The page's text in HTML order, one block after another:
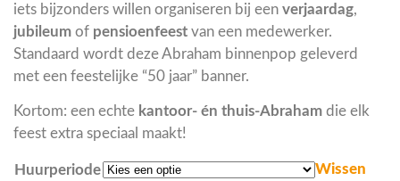
iets bijzonders willen organiseren bij een verjaardag,
jubileum of pensioenfeest van een medewerker.
Standaard wordt deze Abraham binnenpop geleverd
met een feestelijke “50 jaar” banner.
Kortom: een echte kantoor- én thuis-Abraham die elk
feest extra speciaal maakt!
Huurperiode
Wissen